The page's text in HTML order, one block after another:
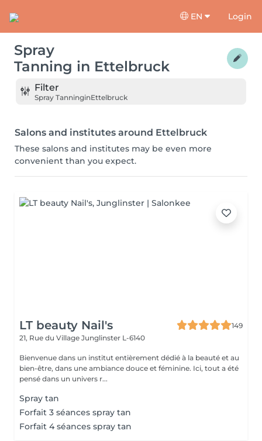
EN Login
Spray
Tanning in Ettelbruck
Filter
Spray TanninginEttelbruck
Salons and institutes around Ettelbruck
These salons and institutes may be even more
convenient than you expect.
LT beauty Nail's
149
21, Rue du Village Junglinster L-6140
Bienvenue dans un institut entièrement dédié à la beauté et au
bien-être, dans une ambiance douce et féminine. Ici, tout a été
pensé dans un univers r...
Spray tan
Forfait 3 séances spray tan
Forfait 4 séances spray tan